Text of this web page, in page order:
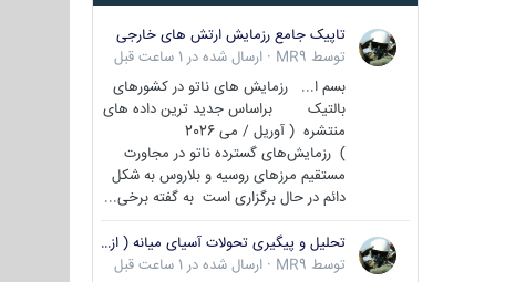
تاپیک جامع رزمایش ارتش های خارجی
توسط MR9
· ارسال شده در 1 ساعت قبل
بسم ا... رزمایش های ناتو در کشورهای
بالتیک براساس جدید ترین داده های
منتشره ( آوریل / می 2026
) رزمایش‌های گسترده ناتو در مجاورت
مستقیم مرزهای روسیه و بلاروس به شکل
دائم در حال برگزاری است به گفته برخی...
تحلیل و پیگیری تحولات آسیای میانه ( ازبکستان، تاجیکستان، ترکمنستان، قزاقستان و قرقیزستان )
توسط MR9
· ارسال شده در 1 ساعت قبل